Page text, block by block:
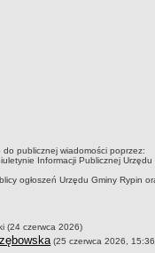
na wolne stanowiska
wymagania
publicznej wiadomości poprzez:
Informacji Publicznej Urzędu
ogłoszeń Urzędu Gminy Rypin
(24 czerwca 2026)
(25 czerwca 2026,